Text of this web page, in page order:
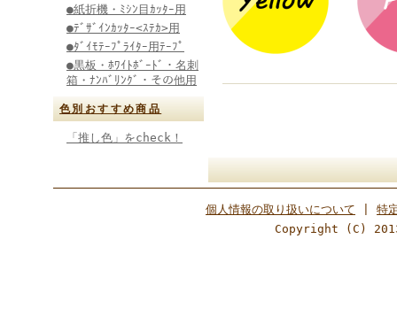
●紙折機・ﾐｼﾝ目ｶｯﾀｰ用
●ﾃﾞｻﾞｲﾝｶｯﾀｰ<ｽﾃｶ>用
●ﾀﾞｲﾓﾃｰﾌﾟﾗｲﾀｰ用ﾃｰﾌﾟ
●黒板・ﾎﾜｲﾄﾎﾞｰﾄﾞ・名刺
箱・ﾅﾝﾊﾞﾘﾝｸﾞ・その他用
色別おすすめ商品
「推し色」をcheck！
個人情報の取り扱いについて
特
Copyright (C) 2013